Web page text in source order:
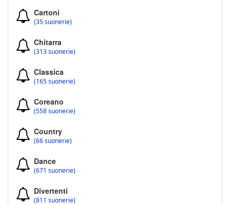
Cartoni
(35 suonerie)
Chitarra
(313 suonerie)
Classica
(165 suonerie)
Coreano
(558 suonerie)
Country
(66 suonerie)
Dance
(671 suonerie)
Divertenti
(811 suonerie)